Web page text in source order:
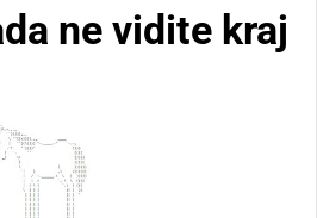
ne vidite kraj